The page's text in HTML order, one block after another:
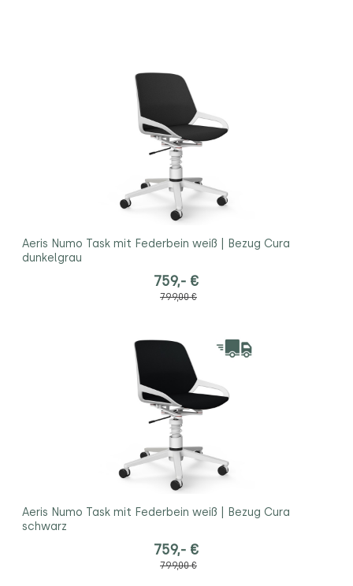
Aeris Numo Task mit Federbein weiß | Bezug Cura
dunkelgrau
759,- €
799,00 €
Aeris Numo Task mit Federbein weiß | Bezug Cura
schwarz
759,- €
799,00 €